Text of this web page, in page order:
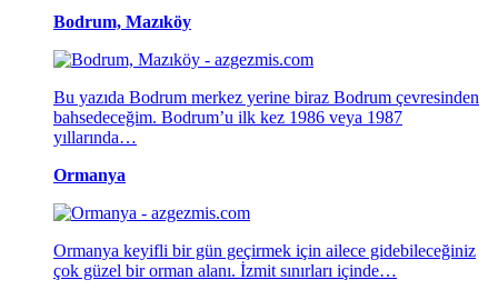
Bodrum, Mazıköy
Bu yazıda Bodrum merkez yerine biraz Bodrum çevresinden
bahsedeceğim. Bodrum’u ilk kez 1986 veya 1987
yıllarında…
Ormanya
Ormanya keyifli bir gün geçirmek için ailece gidebileceğiniz
çok güzel bir orman alanı. İzmit sınırları içinde…